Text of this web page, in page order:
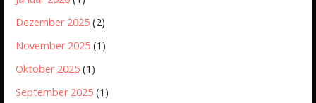
Dezember 2025 (2)
November 2025 (1)
Oktober 2025 (1)
September 2025 (1)